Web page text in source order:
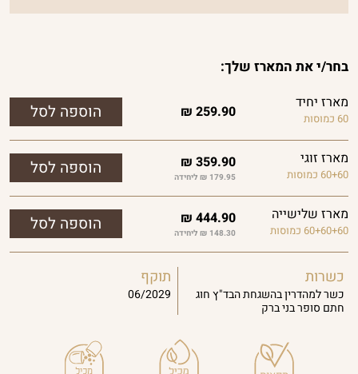
בחר/י את המארז שלך:
מארז יחיד
60 כמוסות 259.90
₪
מארז זוגי
60+60 כמוסות
359.90
₪
179.95 ₪ ליחידה
מארז שלישייה
60+60+60 כמוסות
444.90
₪
148.30 ₪ ליחידה
כשרות
כשר למהדרין בהשגחת הבד"ץ חוג
חתם סופר בני ברק
תוקף
06/2029